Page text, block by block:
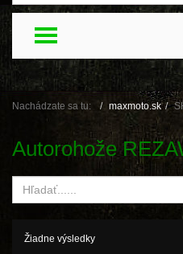
TOGGLE
Nachádzate sa tu: maxmoto.sk
Autorohože
Žiadne výsledky